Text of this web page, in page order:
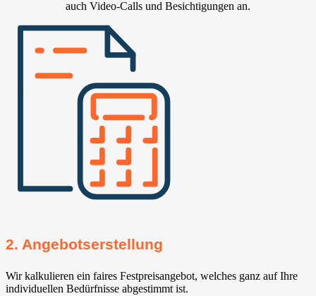
auch Video-Calls und Besichtigungen an.
2. Angebotserstellung
Wir kalkulieren ein faires Festpreisangebot, welches ganz auf Ihre
individuellen Bedürfnisse abgestimmt ist.